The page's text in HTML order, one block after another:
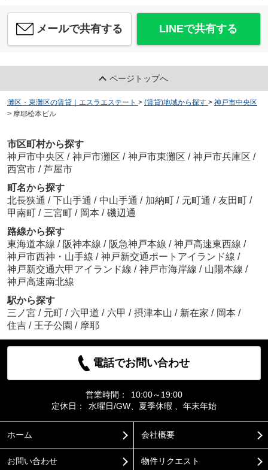
メールで共有する LINEで共有する
ページトップへ
灘区・東灘区の賃貸｜エスラエステート > (賃貸)地域から探す > 神戸市中央区
> 摩耶松本ビル
市区町村から探す
神戸市中央区 / 神戸市灘区 / 神戸市東灘区 / 神戸市兵庫区 /
西宮市 / 芦屋市
町名から探す
北長狭通 / 下山手通 / 中山手通 / 加納町 / 元町通 / 友田町 /
甲南町 / 三宮町 / 岡本 / 磯辺通
路線から探す
東海道本線 / 阪神本線 / 阪急神戸本線 / 神戸高速東西線 /
神戸市西神・山手線 / 神戸新交通ポートアイランド線 /
神戸新交通六甲アイランド線 / 神戸市海岸線 / 山陽本線 /
神戸高速南北線
駅から探す
三ノ宮 / 元町 / 六甲道 / 六甲 / 摂津本山 / 新在家 / 岡本 /
住吉 / 王子公園 / 摩耶
電話でお問い合わせ
営業時間：
10:00～19:00
定休日：
水曜日/GW、夏季休暇 、年末年始
ホーム 会社概要
お問い合わせ 物件リクエスト